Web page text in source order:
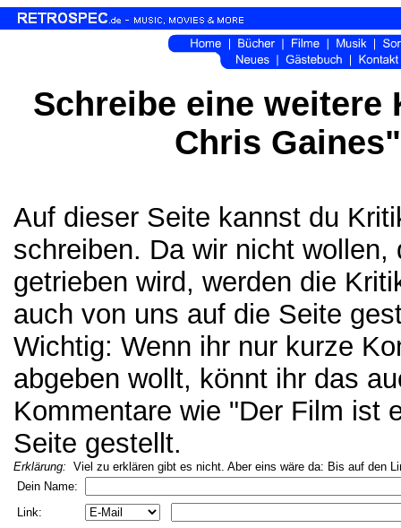
Schreibe eine weitere
Chris
Auf dieser Seite kannst du
schreiben. Da wir nicht
getrieben wird, werden die
auch von uns auf die Seite
Wichtig: Wenn ihr nur kurze
abgeben wollt, könnt ihr das
Kommentare wie "Der Film ist
Seite gestellt.
Erklärung: Viel zu erklären gibt es nicht. Aber eins wäre da: Bis auf den
Dein Name:
Link: